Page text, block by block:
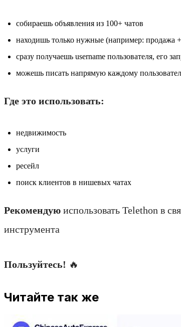
собираешь объявления из 100+ чатов
находишь только нужные (например: продажа
сразу получаешь username пользователя, его
можешь писать напрямую каждому
Где это использовать:
недвижимость
услуги
ресейл
поиск клиентов в нишевых чатах
Рекомендую использовать Telethon в
инструмента
Пользуйтесь! 🔥
Читайте так же